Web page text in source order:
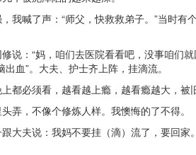
喊了声：“师父，快救救弟子。”当时
说：“妈，咱们去医院看看吧，没事咱们
血”。大夫、护士齐上阵，挂滴流。
必须看，越看越上瘾，越看瘾越大，被
弄，不像个修炼人样。我懊悔的了不得。
夫说：我妈不要挂（滴）流了，要回